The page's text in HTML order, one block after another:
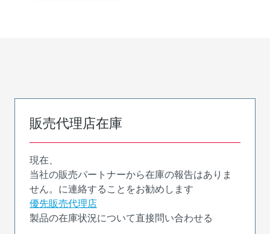
販売代理店在庫
現在、
当社の販売パートナーから在庫の報告はありま
せん。に連絡することをお勧めします
優先販売代理店
製品の在庫状況について直接問い合わせる